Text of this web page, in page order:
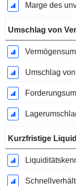
Marge des
Umschlag von
Kurzfristige